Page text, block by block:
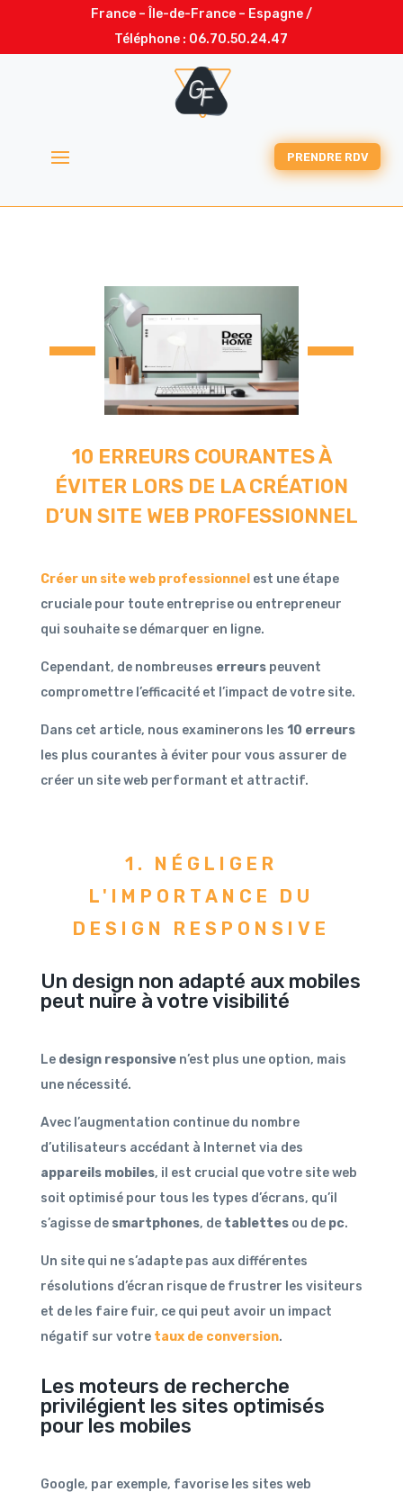
France – Île-de-France – Espagne /
Téléphone : 06.70.50.24.47
PRENDRE RDV
10 ERREURS COURANTES À
ÉVITER LORS DE LA CRÉATION
D’UN SITE WEB PROFESSIONNEL
Créer un site web professionnel est une étape
cruciale pour toute entreprise ou entrepreneur
qui souhaite se démarquer en ligne.
Cependant, de nombreuses erreurspeuvent
compromettre l’efficacité et l’impact de votre site.
Dans cet article, nous examinerons les 10 erreurs
les plus courantes à éviter pour vous assurer de
créer un site web performant et attractif.
1. NÉGLIGER
L'IMPORTANCE DU
DESIGN RESPONSIVE
Un design non adapté aux mobiles
peut nuire à votre visibilité
Le design responsiven’est plus une option, mais
une nécessité.
Avec l’augmentation continue du nombre
d’utilisateurs accédant à Internet via des
appareils mobiles, il est crucial que votre site web
soit optimisé pour tous les types d’écrans, qu’il
s’agisse de smartphones, de tablettesou de pc.
Un site qui ne s’adapte pas aux différentes
résolutions d’écran risque de frustrer les visiteurs
et de les faire fuir, ce qui peut avoir un impact
négatif sur votre taux de conversion.
Les moteurs de recherche
privilégient les sites optimisés
pour les mobiles
Google, par exemple, favorise les sites web